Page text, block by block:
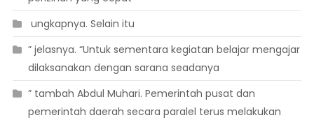
 ungkapnya. Selain itu
” jelasnya. “Untuk sementara kegiatan belajar mengajar
dilaksanakan dengan sarana seadanya
” tambah Abdul Muhari. Pemerintah pusat dan
pemerintah daerah secara paralel terus melakukan